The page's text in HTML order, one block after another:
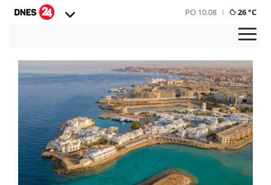
PO 10.08 26 °C